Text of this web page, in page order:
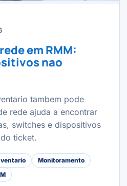
em RMM:
nao
tambem pode
rede ajuda a encontrar
switches e dispositivos
ticket.
Monitoramento